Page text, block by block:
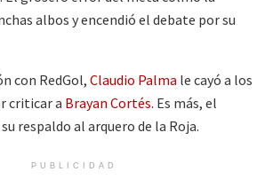
albos y encendió el debate por su
con RedGol, Claudio Palma le cayó a los
criticar a Brayan Cortés. Es más, el
respaldo al arquero de la Roja.
PUBLICIDAD